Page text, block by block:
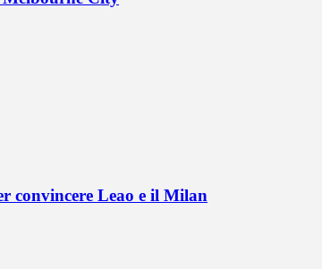
convincere Leao e il Milan